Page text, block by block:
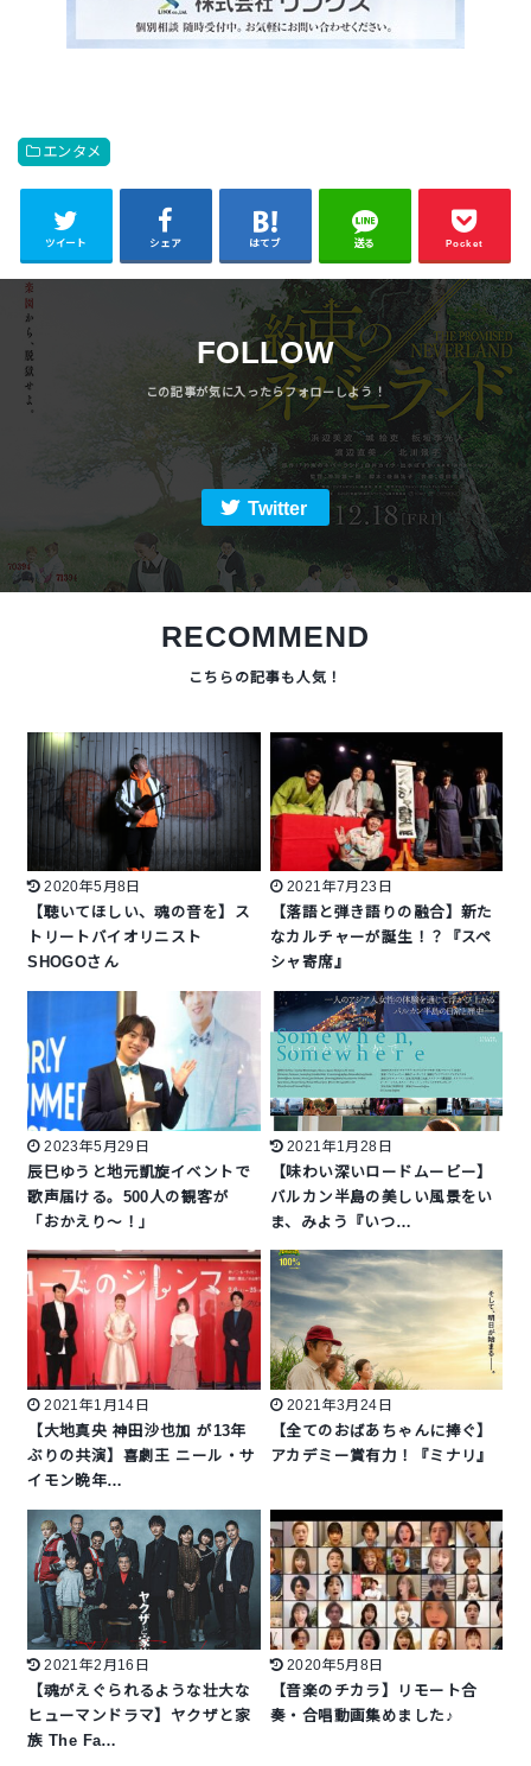
エンタメ
ツイート シェア はてブ 送る Pocket
FOLLOW
Twitter
RECOMMEND
2020年5月8日
【聴いてほしい、魂の音を】ス
トリートバイオリニスト
SHOGOさん
2021年7月23日
【落語と弾き語りの融合】新た
なカルチャーが誕生！？『スペ
シャ寄席』
2023年5月29日
辰巳ゆうと地元凱旋イベントで
歌声届ける。500人の観客が
「おかえり〜！」
2021年1月28日
【味わい深いロードムービー】
バルカン半島の美しい風景をい
ま、みよう『いつ…
2021年1月14日
【大地真央 神田沙也加 が13年
ぶりの共演】喜劇王 ニール・サ
イモン晩年…
2021年3月24日
【全てのおばあちゃんに捧ぐ】
アカデミー賞有力！『ミナリ』
2021年2月16日
【魂がえぐられるような壮大な
ヒューマンドラマ】ヤクザと家
族 The Fa…
2020年5月8日
【音楽のチカラ】リモート合
奏・合唱動画集めました♪